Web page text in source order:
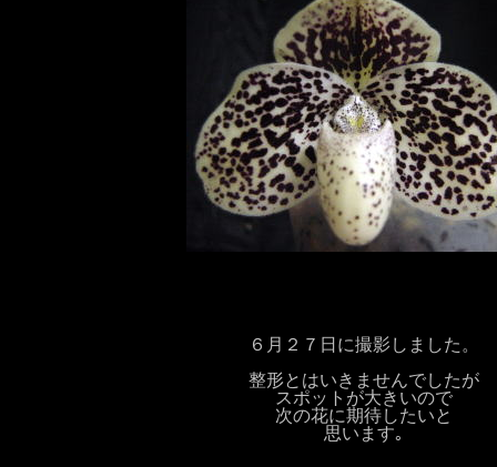
６月２７日に撮影しました。
整形とはいきませんでしたが
スポットが大きいので
次の花に期待したいと
思います｡